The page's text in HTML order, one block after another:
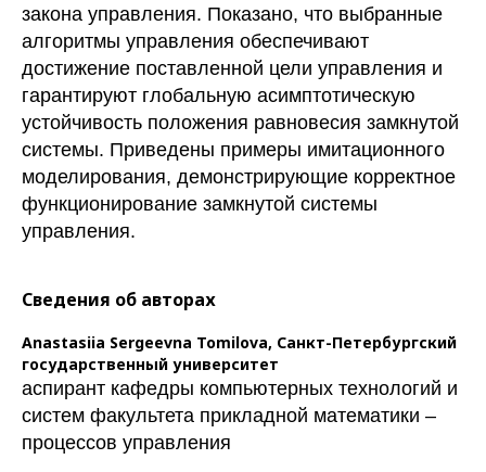
закона управления. Показано, что выбранные
алгоритмы управления обеспечивают
достижение поставленной цели управления и
гарантируют глобальную асимптотическую
устойчивость положения равновесия замкнутой
системы. Приведены примеры имитационного
моделирования, демонстрирующие корректное
функционирование замкнутой системы
управления.
Сведения об авторах
Anastasiia Sergeevna Tomilova, Санкт-Петербургский
государственный университет
аспирант кафедры компьютерных технологий и
систем факультета прикладной математики –
процессов управления